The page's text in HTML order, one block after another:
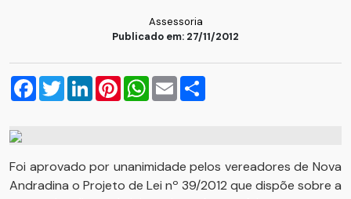
Assessoria
Publicado em: 27/11/2012
Facebook
TwitterLinkedInPinterestWhatsApp
Email
Foi aprovado por unanimidade pelos vereadores de Nova
Andradina o Projeto de Lei nº 39/2012 que dispõe sobre a